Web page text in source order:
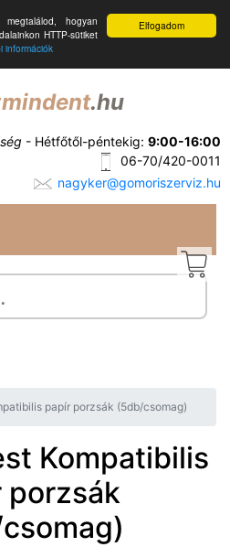
Elfogadom
megtalálod, hogyan
HTTP-sütiket
információk
.hu
- Hétfőtől-péntekig: 9:00-16:00
06-70/420-0011
nagyker@gomoriszerviz.hu
papír porzsák (5db/csomag)
Kompatibilis
porzsák